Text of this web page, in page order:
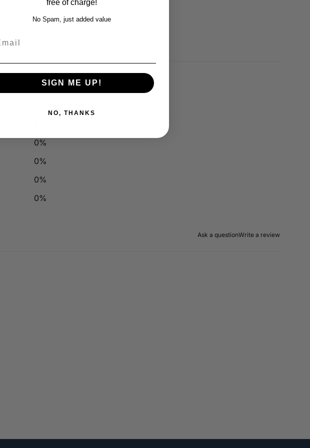
0%
0%
0%
0%
Ask a questionWrite a review
free of charge!
No Spam, just added value
SIGN ME UP!
NO, THANKS